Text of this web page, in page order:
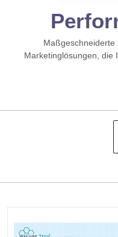
Maßgeschneiderte
Marketinglösungen, die